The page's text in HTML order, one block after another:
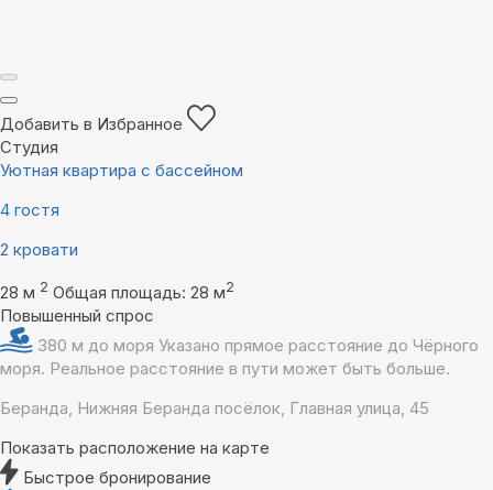
Добавить в Избранное
Студия
Уютная квартира с бассейном
4 гостя
2 кровати
28 м 2 Общая площадь: 28 м2
Повышенный спрос
380 м до моря Указано прямое расстояние до Чёрного
моря. Реальное расстояние в пути может быть больше.
Беранда, Нижняя Беранда посёлок, Главная улица, 45
Показать расположение на карте
Быстрое бронирование